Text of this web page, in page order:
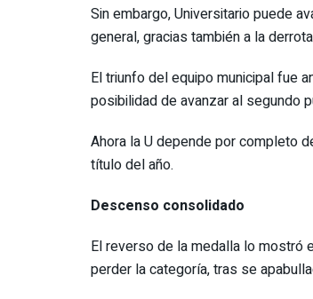
Sin embargo, Universitario puede
general, gracias también a la
El triunfo del equipo municipal fue
posibilidad de avanzar al segundo
Ahora la U depende por completo
título del año.
Descenso consolidado
El reverso de la medalla lo mostró
perder la categoría, tras se